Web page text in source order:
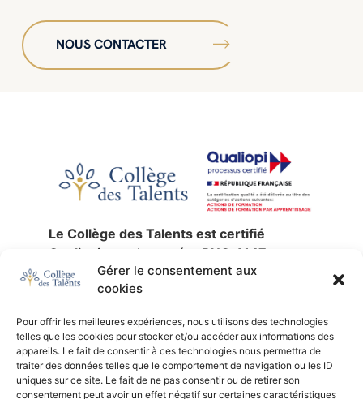
Gérer le consentement aux
cookies
Pour offrir les meilleures expériences, nous utilisons des technologies
telles que les cookies pour stocker et/ou accéder aux informations des
appareils. Le fait de consentir à ces technologies nous permettra de
traiter des données telles que le comportement de navigation ou les ID
uniques sur ce site. Le fait de ne pas consentir ou de retirer son
consentement peut avoir un effet négatif sur certaines caractéristiques
NOUS CONTACTER
Le Collège des Talents est certifié
Qualiopi sous le numéro RNQ 4147
jusqu’au30 décembre 2027.
La certification qualité a été délivrée au
actions de formation,validation des
acquis de l’expérienceetformation par
apprentissage.
SIREN :753 676 329 —NDA :11 92 24791